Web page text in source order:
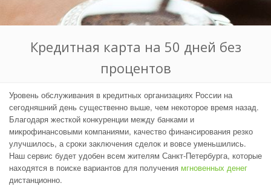
Кредитная карта на 50 дней без
процентов
Уровень обслуживания в кредитных организациях России на
сегодняшний день существенно выше, чем некоторое время назад.
Благодаря жесткой конкуренции между банками и
микрофинансовыми компаниями, качество финансирования резко
улучшилось, а сроки заключения сделок и вовсе уменьшились.
Наш сервис будет удобен всем жителям Санкт-Петербурга, которые
находятся в поиске вариантов для получения мгновенных денег
дистанционно.